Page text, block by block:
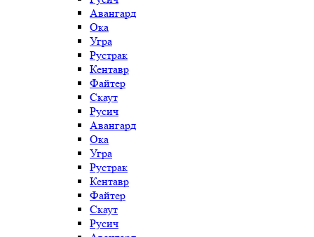
Авангард
Ока
Угра
Рустрак
Кентавр
Файтер
Скаут
Русич
Авангард
Ока
Угра
Рустрак
Кентавр
Файтер
Скаут
Русич